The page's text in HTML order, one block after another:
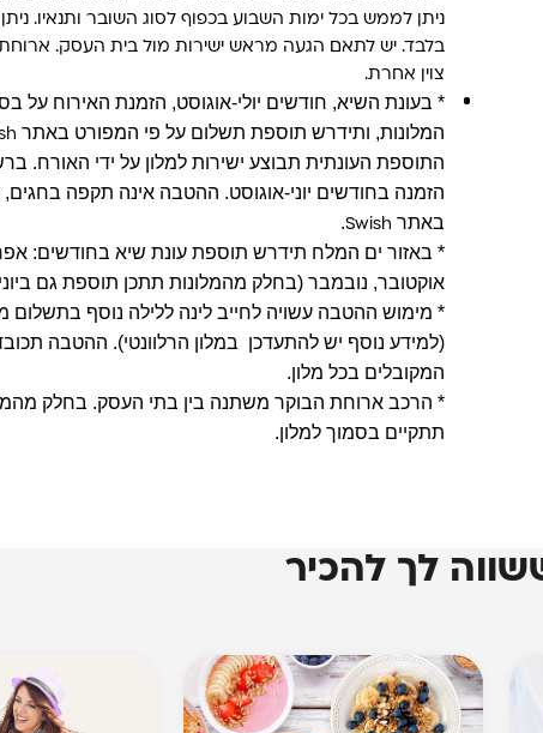
ניתן לממש בכל ימות השבוע בכפוף לסוג השובר ותנאיו.
בלבד. יש לתאם הגעה מראש ישירות מול בית העסק.
צוין אחרת.
* בעונת השיא, חודשים יולי-אוגוסט, הזמנת האירוח על
המלונות, ותידרש תוספת תשלום על פי המפורט באתר
התוספת העונתית תבוצע ישירות למלון על ידי
הזמנה בחודשים יוני-אוגוסט. ההטבה אינה תקפה
באתר Swish
.
* באזור ים המלח תידרש תוספת עונת שיא בחודשים:
אוקטובר, נובמבר (בחלק מהמלונות תתכן תוספת גם
* מימוש ההטבה עשויה לחייב לינה ללילה נוסף בתשלום
(למידע נוסף יש להתעדכן במלון הרלוונטי). ההטבה
המקובלים בכל מלון.
* הרכב ארוחת הבוקר משתנה בין בתי העסק. בחלק
תתקיים בסמוך למלון.
לך להכיר